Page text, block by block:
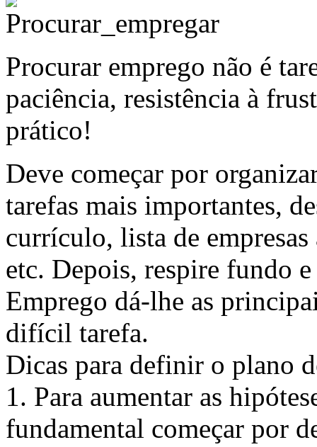
Procurar emprego não é
paciência, resistência à
prático!
Deve começar por
tarefas mais importantes,
currículo, lista de
etc. Depois, respire fundo
Emprego dá-lhe as
difícil tarefa.
Dicas para definir o plano
1. Para aumentar as
fundamental começar por